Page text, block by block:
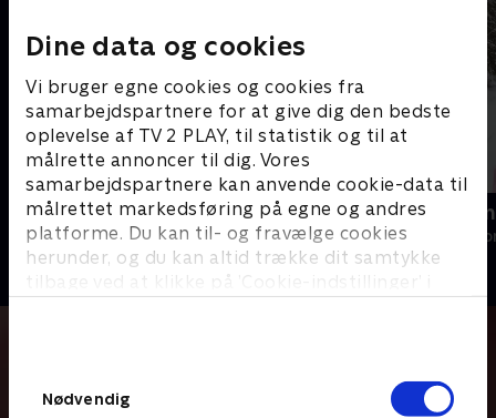
Dine data og cookies
Vi bruger egne cookies og cookies fra
samarbejdspartnere for at give dig den bedste
oplevelse af TV 2 PLAY, til statistik og til at
målrette annoncer til dig. Vores
samarbejdspartnere kan anvende cookie-data til
målrettet markedsføring på egne og andres
platforme. Du kan til- og fravælge cookies
herunder, og du kan altid trække dit samtykke
tilbage ved at klikke på ’Cookie-indstillinger’ i
Nødvendig
Diamantfamilien - fanget i Dubai
Reality • 1 sæsoner Reality • 1